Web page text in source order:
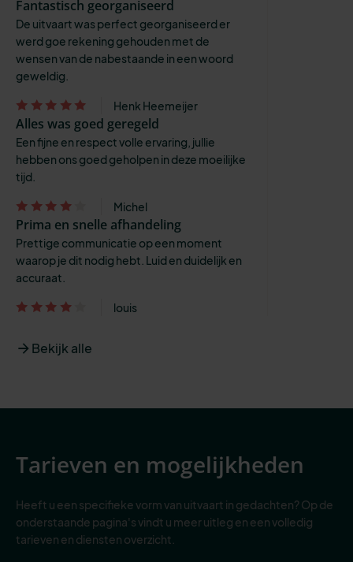
Fantastisch georganiseerd
De uitvaart was perfect georganiseerd er
werd goe rekening gehouden met de
wensen van de nabestaande in een woord
geweldig.
Henk Heemeijer
Alles was goed geregeld
Een fijne en respect volle ervaring, jullie
hebben ons goed geholpen in deze moeilijke
tijd.
Michel
Prima en snelle afhandeling
Prettige communicatie op een moment
waarop je dit nodig hebt. Luid en duidelijk en
accuraat.
louis
Bekijk alle
Tarieven en mogelijkheden
Heeft u een specifieke vorm van uitvaart in gedachten? Op de
onderstaande pagina's vindt u meer uitleg en een volledig
tarieven en diensten overzicht.